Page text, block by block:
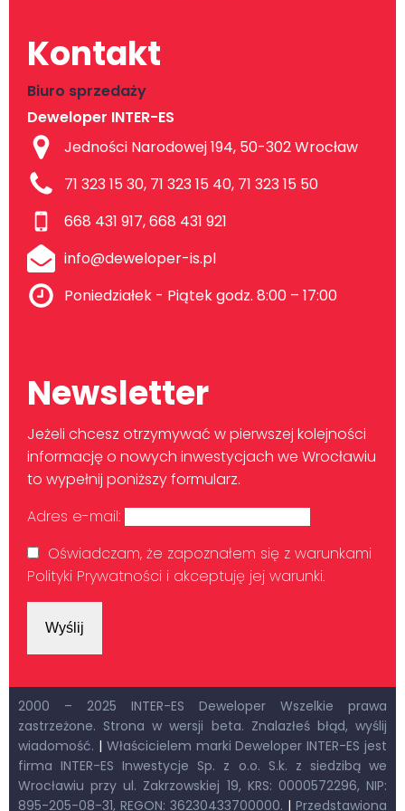
Kontakt
Biuro sprzedaży
Deweloper INTER-ES
Jedności Narodowej 194, 50-302 Wrocław
71 323 15 30, 71 323 15 40, 71 323 15 50
668 431 917, 668 431 921
info@deweloper-is.pl
Poniedziałek - Piątek godz. 8:00 – 17:00
Newsletter
Jeżeli chcesz otrzymywać w pierwszej kolejności
informację o nowych inwestycjach we Wrocławiu
to wypełnij poniższy formularz.
Adres e-mail:
Oświadczam, że zapoznałem się z warunkami
Polityki Prywatności i akceptuję jej warunki.
2000 – 2025 INTER-ES Deweloper Wszelkie prawa
zastrzeżone. Strona w wersji beta. Znalazłeś błąd, wyślij
wiadomość. | Właścicielem marki Deweloper INTER-ES jest
firma INTER-ES Inwestycje Sp. z o.o. S.k. z siedzibą we
Wrocławiu przy ul. Zakrzowskiej 19, KRS: 0000572296, NIP:
895-205-08-31, REGON: 36230433700000. | Przedstawiona